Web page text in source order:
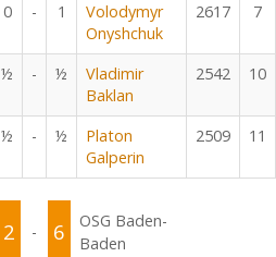
0 - 1
Volodymyr
Onyshchuk
2617 7
½ - ½
Vladimir
Baklan
2542 10
½ - ½
Platon
Galperin
2509 11
2 - 6
OSG Baden-
Baden